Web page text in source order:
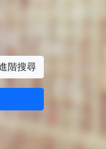
階搜尋